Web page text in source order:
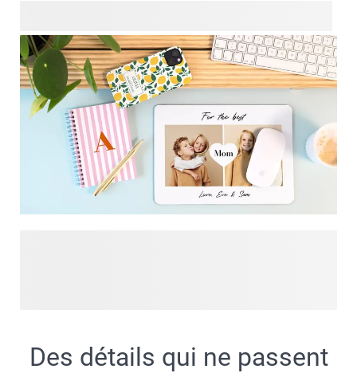
vous allez adorer.
Des détails qui ne passent